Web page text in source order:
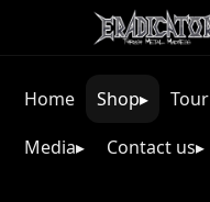
Home Shop
Tour
Media
Contact us